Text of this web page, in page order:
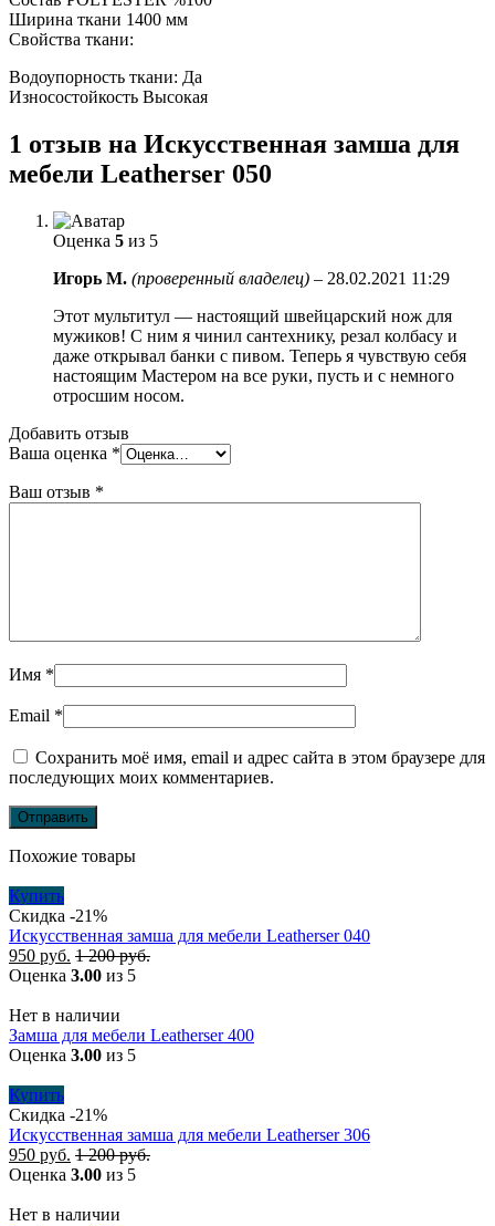
Ширина ткани 1400 мм
Свойства ткани:
Водоупорность ткани: Да
Износостойкость Высокая
1 отзыв на Искусственная замша для
мебели Leatherser 050
Оценка 5 из 5
Игорь М. (проверенный владелец) – 28.02.2021 11:29
Этот мультитул — настоящий швейцарский нож для
мужиков! С ним я чинил сантехнику, резал колбасу и
даже открывал банки с пивом. Теперь я чувствую себя
настоящим Мастером на все руки, пусть и с немного
отросшим носом.
Добавить отзыв
Ваша оценка *
Ваш отзыв *
Имя *
Email *
Сохранить моё имя, email и адрес сайта в этом браузере для
последующих моих комментариев.
Похожие товары
Купить
Скидка -21%
Искусственная замша для мебели Leatherser 040
950 руб. 1 200руб.
Оценка 3.00 из 5
Нет в наличии
Замша для мебели Leatherser 400
Оценка 3.00 из 5
Купить
Скидка -21%
Искусственная замша для мебели Leatherser 306
950 руб. 1 200руб.
Оценка 3.00 из 5
Нет в наличии